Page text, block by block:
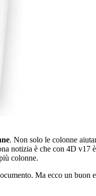
. Non solo le colonne
notizia è che con 4D v17
colonne.
Ma ecco un buon